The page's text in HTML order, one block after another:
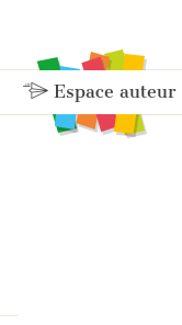
Espace auteur